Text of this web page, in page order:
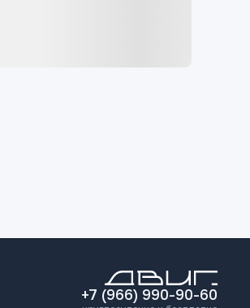
+7 (966) 990-90-60